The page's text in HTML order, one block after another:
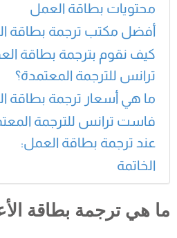
محتويات بطاقة العمل
أفضل مكتب ترجمة بطاقة
كيف نقوم بترجمة بطاقة
ترانس للترجمة المعتمدة؟
ما هي أسعار ترجمة بطاقة
فاست ترانس للترجمة
عند ترجمة بطاقة العمل:
الخاتمة
ما هي ترجمة بطاقة